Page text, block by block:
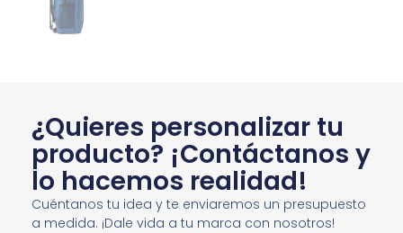
¿Quieres personalizar tu
producto? ¡Contáctanos y
lo hacemos realidad!
Cuéntanos tu idea y te enviaremos un presupuesto
a medida. ¡Dale vida a tu marca con nosotros!